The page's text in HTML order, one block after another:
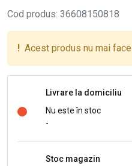
Cod produs: 36608150818
! Acest produs nu mai
Livrare la domiciliu
Nu este în stoc
-
Stoc magazin